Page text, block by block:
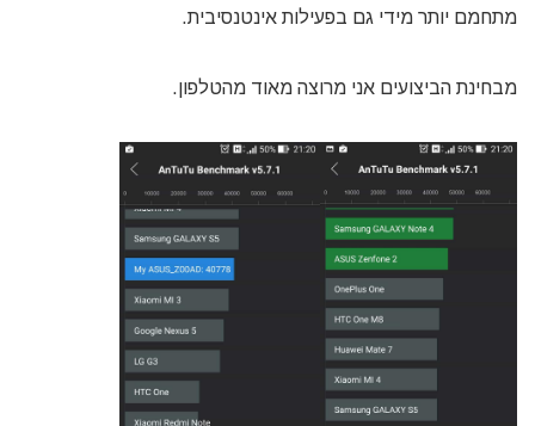
מתחמם יותר מידי גם בפעילות אינטנסיבית.
מבחינת הביצועים אני מרוצה מאוד מהטלפון.